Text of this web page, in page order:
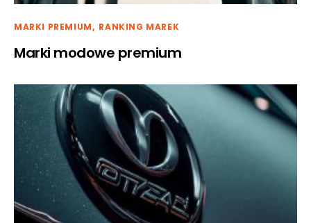
MARKI PREMIUM RANKING MAREK
Marki modowe premium